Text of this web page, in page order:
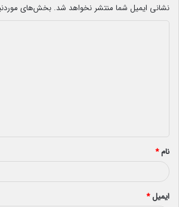
نشانی ایمیل شما منتشر نخواهد شد. بخش‌های
*
نام*
ایمیل*